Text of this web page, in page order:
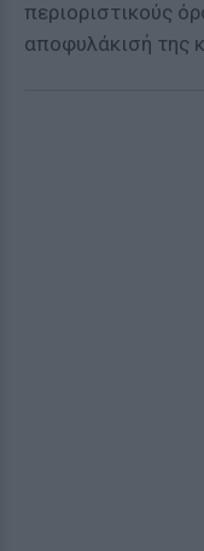
περιοριστικούς
αποφυλάκισή της